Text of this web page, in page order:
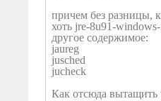
причем без разницы,
хоть jre-8u91-
другое содержимое:
jaureg
jusched
jucheck
Как отсюда